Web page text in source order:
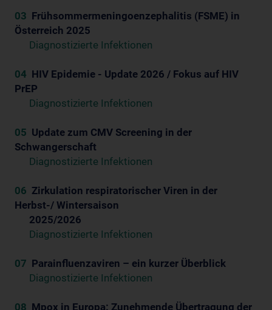
03 Frühsommermeningoenzephalitis (FSME) in
Österreich 2025
Diagnostizierte Infektionen
04 HIV Epidemie - Update 2026 / Fokus auf HIV
PrEP
Diagnostizierte Infektionen
05 Update zum CMV Screening in der
Schwangerschaft
Diagnostizierte Infektionen
06 Zirkulation respiratorischer Viren in der
Herbst-/ Wintersaison
2025/2026
Diagnostizierte Infektionen
07 Parainfluenzaviren – ein kurzer Überblick
Diagnostizierte Infektionen
08 Mpox in Europa: Zunehmende Übertragung der